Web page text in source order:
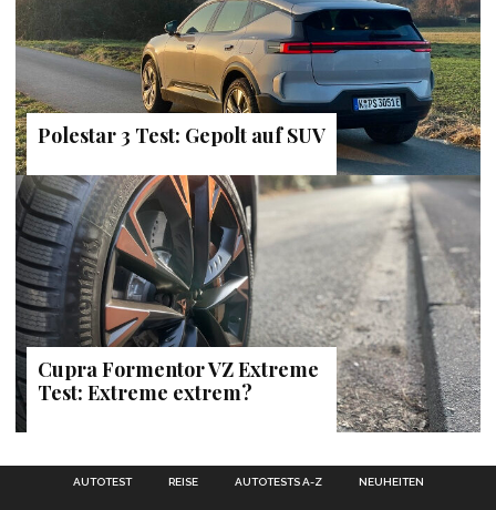
Polestar 3 Test: Gepolt auf SUV
Cupra Formentor VZ Extreme
Test: Extreme extrem?
AUTOTEST REISE AUTOTESTS A-Z NEUHEITEN